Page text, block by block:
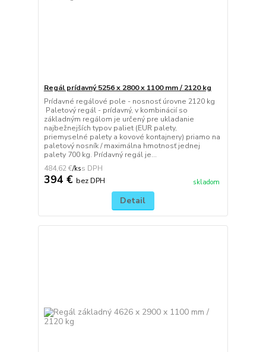
Regál prídavný 5256 x 2800 x 1100 mm / 2120 kg
Prídavné regálové pole - nosnosť úrovne 2120 kg
Paletový regál - prídavný, v kombinácií so
základným regálom je určený pre ukladanie
najbežnejších typov paliet (EUR palety,
priemyselné palety a kovové kontajnery) priamo na
paletový nosník / maximálna hmotnosť jednej
palety 700 kg. Prídavný regál je...
484,62 €/ks
394 € bez DPH skladom
Detail